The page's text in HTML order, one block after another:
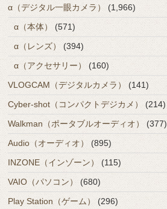
α（デジタル一眼カメラ）
(1,966)
α（本体）
(571)
α（レンズ）
(394)
α（アクセサリー）
(160)
VLOGCAM（デジタルカメラ）
(141)
Cyber-shot（コンパクトデジカメ）
(214)
Walkman（ポータブルオーディオ）
(377)
Audio（オーディオ）
(895)
INZONE（インゾーン）
(115)
VAIO（パソコン）
(680)
Play Station（ゲーム）
(296)